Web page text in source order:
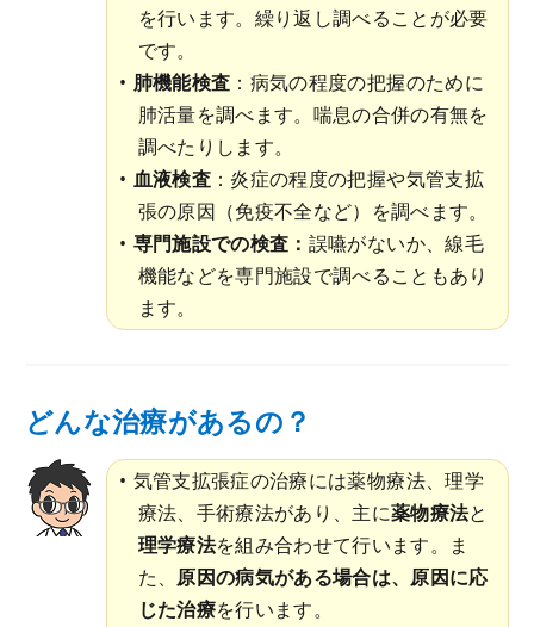
を行います。繰り返し調べることが必要
です。
肺機能検査 ：病気の程度の把握のために
肺活量を調べます。喘息の合併の有無を
調べたりします。
血液検査 ：炎症の程度の把握や気管支拡
張の原因（免疫不全など）を調べます。
専門施設での検査： 誤嚥がないか、線毛
機能などを専門施設で調べることもあり
ます。
どんな治療があるの？
気管支拡張症の治療には薬物療法、理学
療法、手術療法があり、主に薬物療法と
理学療法を組み合わせて行います。ま
た、 原因の病気がある場合は、原因に応
じた治療を行います。